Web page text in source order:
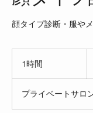
顔タイプ診断・服や
1時間
プライベートサロ